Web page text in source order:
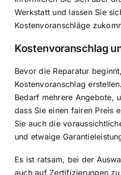
Werkstatt und lassen Sie
Kostenvoranschläge
Kostenvoranschlag
Bevor die Reparatur
Kostenvoranschlag
Bedarf mehrere Angebote,
dass Sie einen fairen Preis
Sie auch die
und etwaige
Es ist ratsam, bei der
auch auf Zertifizierungen